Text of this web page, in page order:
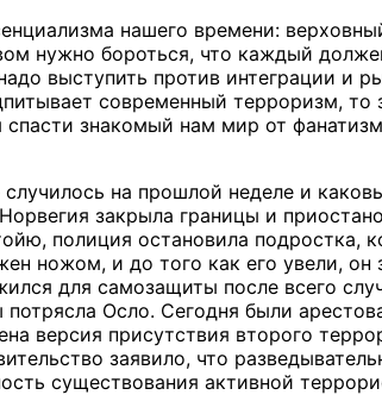
нашего времени:
нужно бороться, что каждый
выступить против интеграции и
современный терроризм,
знакомый нам мир от
на прошлой неделе и
закрыла границы и
полиция остановила подростка,
ножом, и до того как его увели, он
для самозащиты после всего
потрясла Осло. Сегодня были
версия присутствия второго
заявило, что
существования активной